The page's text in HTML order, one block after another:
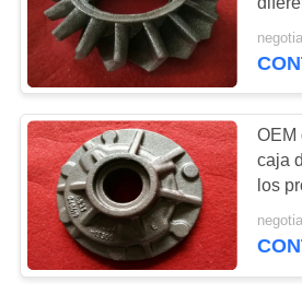
fundición de
verde
del
OEM
caja
los
del